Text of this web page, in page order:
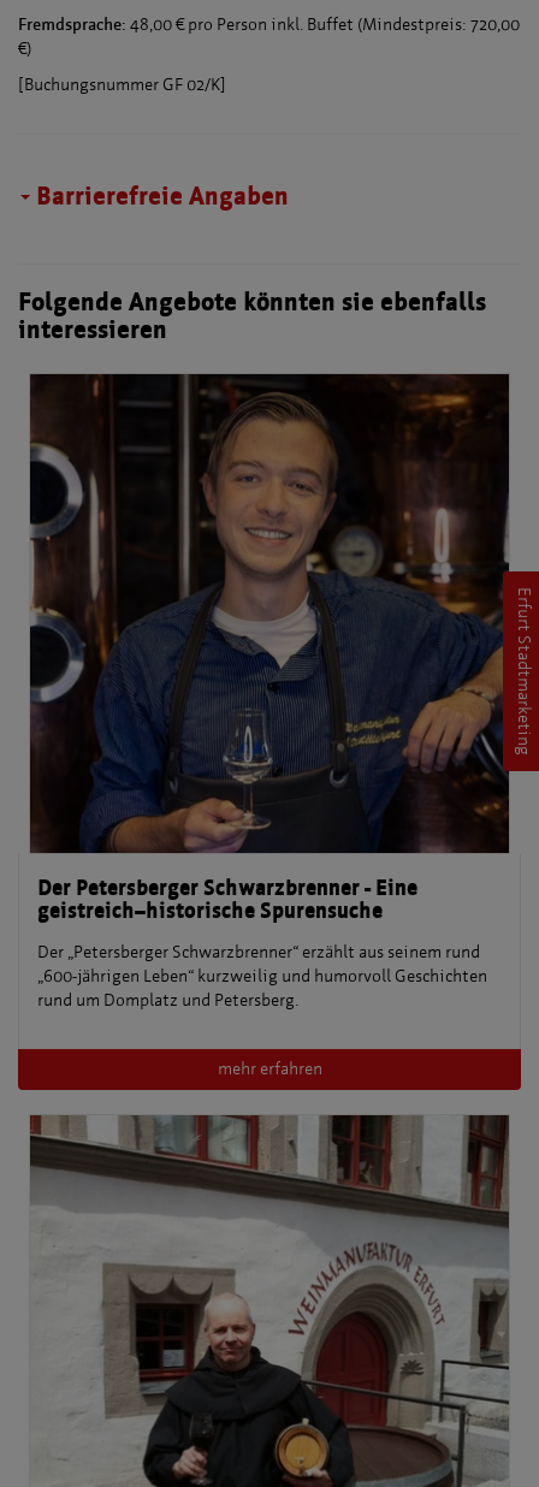
Fremdsprache: 48,00 € pro Person inkl. Buffet (Mindestpreis: 720,00
€)
[Buchungsnummer GF 02/K]
Barrierefreie Angaben
Folgende Angebote könnten sie ebenfalls
interessieren
Der Petersberger Schwarzbrenner - Eine
geistreich–historische Spurensuche
Der „Petersberger Schwarzbrenner“ erzählt aus seinem rund
„600-jährigen Leben“ kurzweilig und humorvoll Geschichten
rund um Domplatz und Petersberg.
mehr erfahren
Erfurt Stadtmarketing